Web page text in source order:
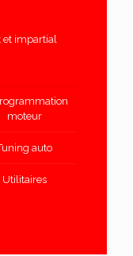
et impartial
moteur
auto
Utilitaires